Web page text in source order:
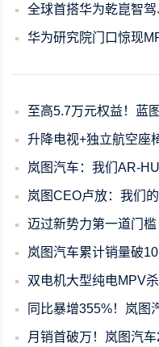
全球首搭华为乾崑智驾、鸿蒙座舱的
华为研究院门口惊现
至高5.7万元权益！蓝图梦想
升降电视+独立航空座椅！岚图梦
岚图汽车：我们AR-HUD亮度
岚图CEO卢放：我们的车载导航像
迈过新势力第一道门槛！岚图
岚图汽车累计销量破10万 重磅
双电机大型纯电MPV杀入34万
同比暴增355%！岚图
月销首破万！岚图汽车2023全